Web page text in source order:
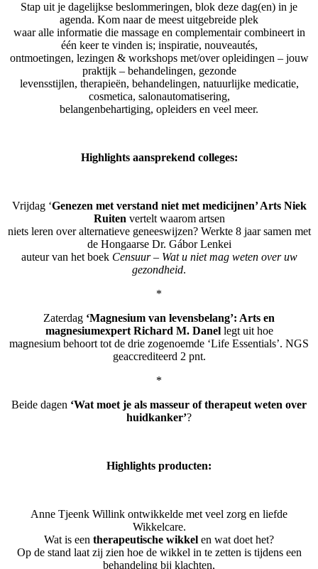
Stap uit je dagelijkse beslommeringen, blok deze dag(en) in je
agenda. Kom naar de meest uitgebreide plek
waar alle informatie die massage en complementair combineert in
één keer te vinden is; inspiratie, nouveautés,
ontmoetingen, lezingen & workshops met/over opleidingen – jouw
praktijk – behandelingen, gezonde
levensstijlen, therapieën, behandelingen, natuurlijke medicatie,
cosmetica, salonautomatisering,
belangenbehartiging, opleiders en veel meer.
Highlights aansprekend colleges:
Vrijdag ‘Genezen met verstand niet met medicijnen’ Arts Niek
Ruiten vertelt waarom artsen
niets leren over alternatieve geneeswijzen? Werkte 8 jaar samen met
de Hongaarse Dr. Gábor Lenkei
auteur van het boek Censuur – Wat u niet mag weten over uw
gezondheid.
*
Zaterdag ‘Magnesium van levensbelang’: Arts en
magnesiumexpert Richard M. Danellegt uit hoe
magnesium behoort tot de drie zogenoemde ‘Life Essentials’. NGS
geaccrediteerd 2 pnt.
*
Beide dagen ‘Wat moet je als masseur of therapeut weten over
huidkanker’?
Highlights producten:
Anne Tjeenk Willink ontwikkelde met veel zorg en liefde
Wikkelcare.
Wat is een therapeutische wikkel en wat doet het?
Op de stand laat zij zien hoe de wikkel in te zetten is tijdens een
behandeling bij klachten,